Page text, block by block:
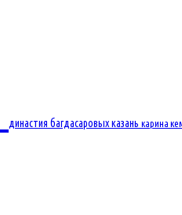
династия багдасаровыхказань карина